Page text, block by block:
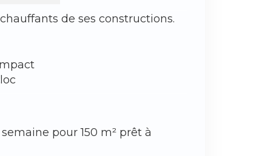
de ses constructions.
pour 150 m² prêt à